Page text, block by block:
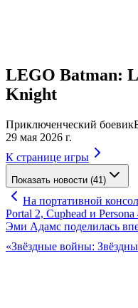
LEGO Batman:
Knight
Приключенческий боевик
29 мая 2026 г.
К странице игры
Показать новости (41)
На портативной
Portal 2, Cuphead и Persona
Эми Адамс поделилась
«Звёздные войны: